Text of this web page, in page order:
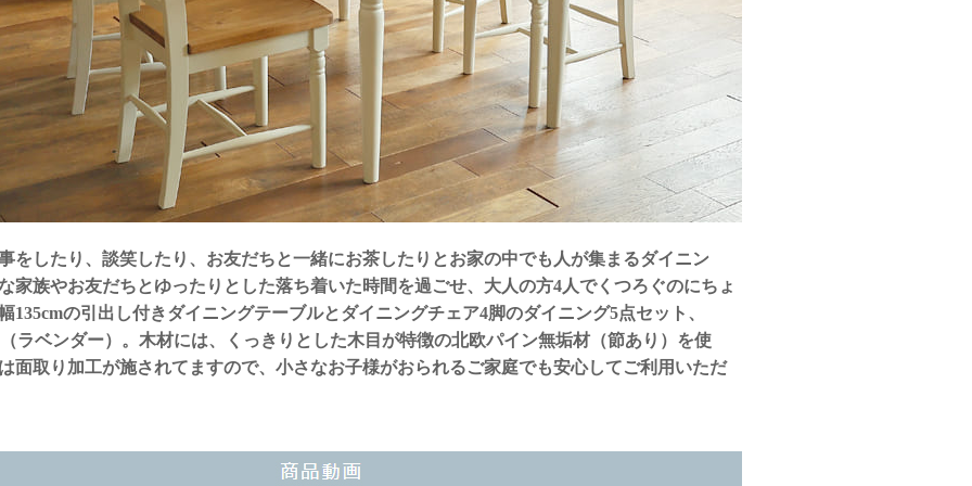
をしたり、談笑したり、お友だちと一緒にお茶したりとお家の中でも人が集まるダイニン
家族やお友だちとゆったりとした落ち着いた時間を過ごせ、大人の方4人でくつろぐのにちょ
135cmの引出し付きダイニングテーブルとダイニングチェア4脚のダイニング5点セット、
ラベンダー）。木材には、くっきりとした木目が特徴の北欧パイン無垢材（節あり）を使
面取り加工が施されてますので、小さなお子様がおられるご家庭でも安心してご利用いただ